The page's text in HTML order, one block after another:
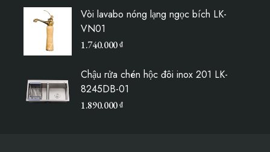
Vòi lavabo nóng lạng ngọc bích LK-
VN01
1.740.000₫
Chậu rửa chén hộc đôi inox 201 LK-
8245DB-01
1.890.000₫